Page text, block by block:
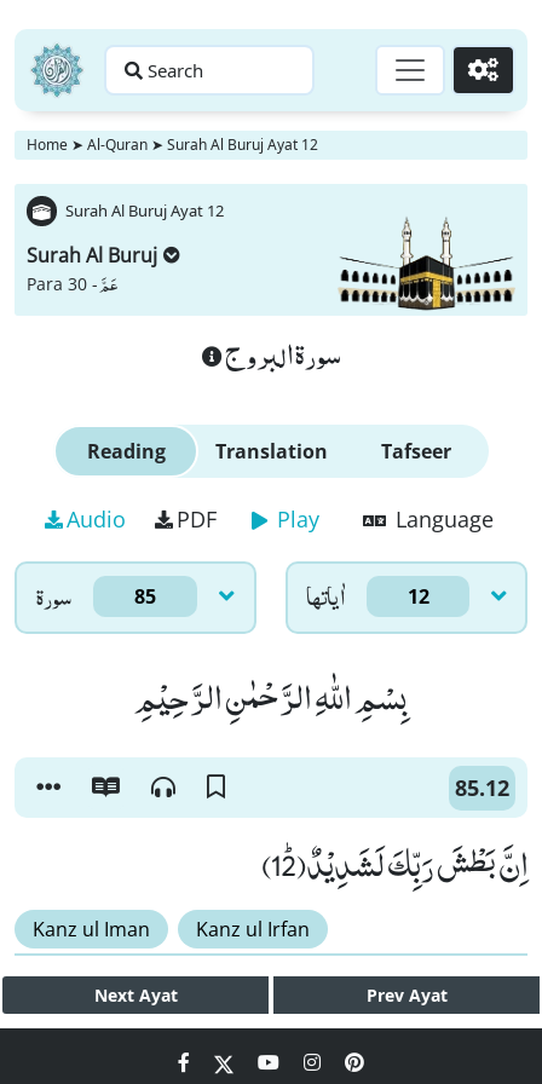
Search Go
Home ➤ Al-Quran ➤ Surah Al Buruj Ayat 12
Surah Al Buruj Ayat 12
Surah Al Buruj
Para 30 -عَمَّ
سورة البروج
Reading Translation Tafseer
Audio PDF Play Language
سورۃ 85 اٰياتها 12
بِسْمِ اللّٰهِ الرَّحْمٰنِ الرَّحِیْمِ
85.12
اِنَّ بَطْشَ رَبِّكَ لَشَدِیْدٌﭤ(12)
Kanz ul Iman Kanz ul Irfan
Next Ayat Prev Ayat